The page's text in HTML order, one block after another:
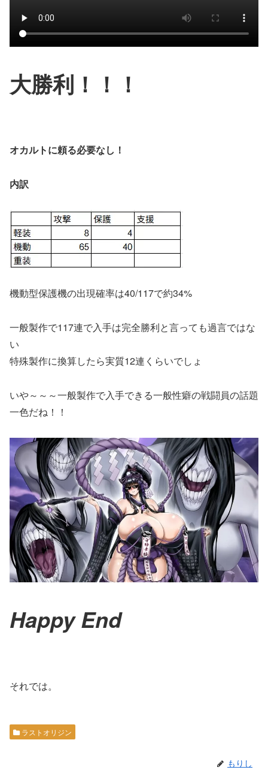
大勝利！！！
オカルトに頼る必要なし！
内訳
機動型保護機の出現確率は40/117で約34%
一般製作で117連で入手は完全勝利と言っても過言ではな
い
特殊製作に換算したら実質12連くらいでしょ
いや～～～一般製作で入手できる一般性癖の戦闘員の話題
一色だね！！
Happy End
それでは。
ラストオリジン
もりし